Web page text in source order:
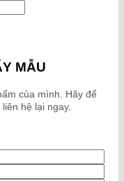
MẪU
của mình. Hãy để
hệ lại ngay.